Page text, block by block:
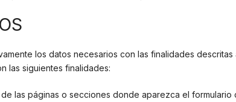
los datos necesarios con las finalidades
las siguientes finalidades:
las páginas o secciones donde aparezca el